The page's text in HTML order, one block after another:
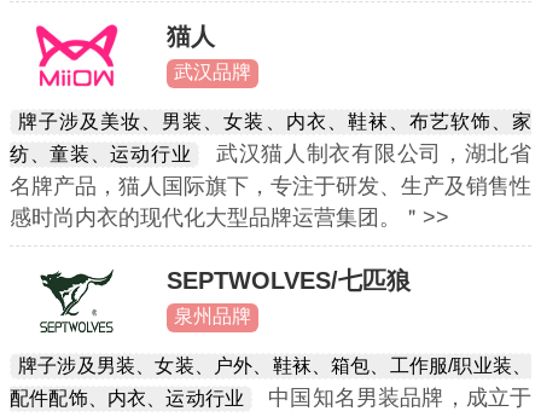
猫人
武汉品牌
牌子涉及美妆、男装、女装、内衣、鞋袜、布艺软饰、家
纺、童装、运动行业
武汉猫人制衣有限公司，湖北省
名牌产品，猫人国际旗下，专注于研发、生产及销售性
感时尚内衣的现代化大型品牌运营集团。＂>>
SEPTWOLVES/七匹狼
泉州品牌
牌子涉及男装、女装、户外、鞋袜、箱包、工作服/职业装、
配件配饰、内衣、运动行业
中国知名男装品牌，成立于